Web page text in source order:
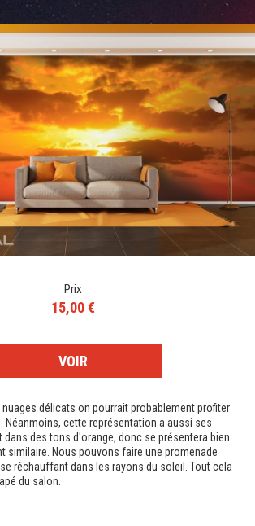
Prix
15,00 €
VOIR
nuages délicats on pourrait probablement profiter
Néanmoins, cette représentation a aussi ses
dans des tons d'orange, donc se présentera bien
similaire. Nous pouvons faire une promenade
réchauffant dans les rayons du soleil. Tout cela
du salon.